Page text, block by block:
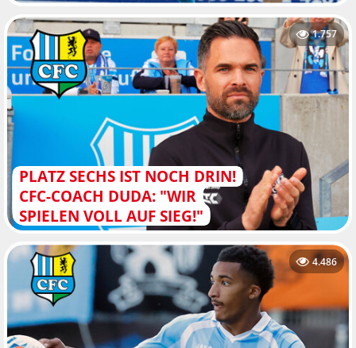
PLATZ SECHS IST NOCH DRIN!
CFC-COACH DUDA: "WIR
SPIELEN VOLL AUF SIEG!"
1.757
4.486